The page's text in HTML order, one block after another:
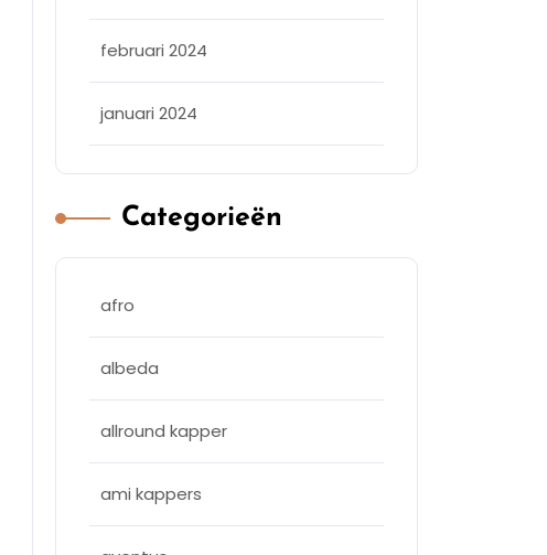
februari 2024
januari 2024
Categorieën
afro
albeda
allround kapper
ami kappers